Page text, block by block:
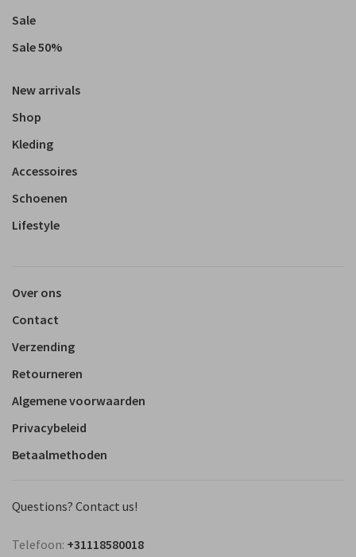
Sale
Sale 50%
New arrivals
Shop
Kleding
Accessoires
Schoenen
Lifestyle
Over ons
Contact
Verzending
Retourneren
Algemene voorwaarden
Privacybeleid
Betaalmethoden
Questions? Contact us!
Telefoon: +31118580018